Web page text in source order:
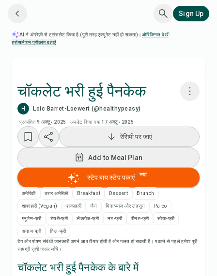
Sign Up
AI ने अंग्रेज़ी से ट्रांसलेट किया है (पूरी तरह एक्यूरेट नहीं हो सकता)। ओरिजिनल देखें·
ट्रांसलेशन प्रॉब्लम बताएं
चॉकलेट भरी हुई पैनकेक
H Loic Barret-Loewert (@healthypeasy)
प्रकाशित 9 अक्टू॰ 2025 ·अपडेट किया गया 17 अक्टू॰ 2025
रेसिपी वीडियो देखें
Add to Meal Plan
Add to Shopping List
रेसिपी नोट्स
रेसिपी प्रिंट करें
सेव करें
रेसिपी पर जाएं
Add to Meal Plan
स्टेप बाय स्टेप पकाएं नया
अमेरिकी उत्तर अमेरिकी Breakfast Dessert Brunch
शाकाहारी (Vegan) शाकाहारी जैन बिना प्याज और लहसुन Paleo
ग्लूटेन-फ्री डेयरी-फ्री लैक्टोज-फ्री नट-फ्री पीनट-फ्री सोया-फ्री
अनाज-फ्री
तिल-फ्री
टैग और पोषण संबंधी जानकारी अपने आप तैयार होती है और गलत हो सकती है। पकाने से पहले हमेशा पूरी
सामग्री सूची ज़रूर जाँचें।
चॉकलेट भरी हुई पैनकेक के बारे में